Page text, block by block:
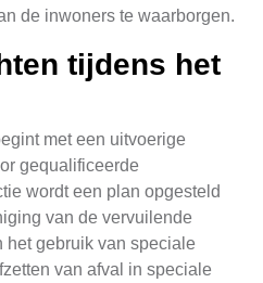
de inwoners te waarborgen.
tijdens het
met een uitvoerige
gequalificeerde
wordt een plan opgesteld
van de vervuilende
het gebruik van speciale
van afval in speciale